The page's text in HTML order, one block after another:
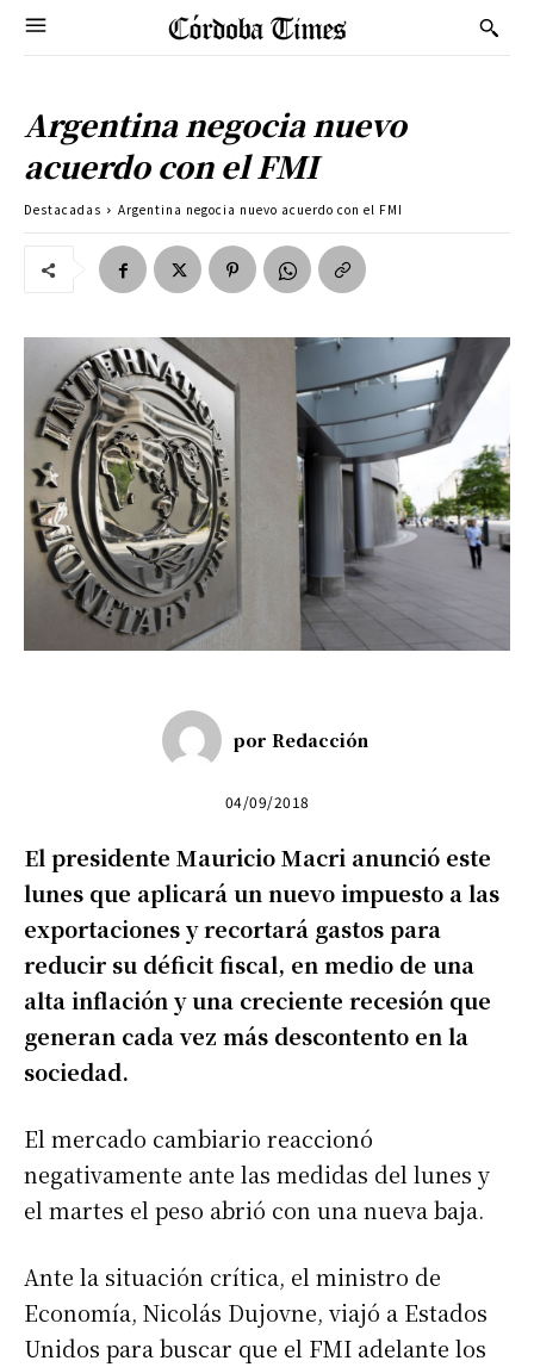
Argentina negocia nuevo
acuerdo con el FMI
Destacadas Argentina negocia nuevo acuerdo con el FMI
por Redacción
04/09/2018
El presidente Mauricio Macri anunció este
lunes que aplicará un nuevo impuesto a las
exportaciones y recortará gastos para
reducir su déficit fiscal, en medio de una
alta inflación y una creciente recesión que
generan cada vez más descontento en la
sociedad.
El mercado cambiario reaccionó
negativamente ante las medidas del lunes y
el martes el peso abrió con una nueva baja.
Ante la situación crítica, el ministro de
Economía, Nicolás Dujovne, viajó a Estados
Unidos para buscar que el FMI adelante los